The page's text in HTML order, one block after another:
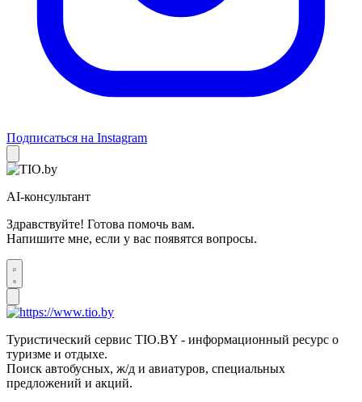
Подписаться на Instagram
AI-консультант
Здравствуйте! Готова помочь вам.
Напишите мне, если у вас появятся вопросы.
Туристический сервис TIO.BY - информационный ресурс о
туризме и отдыхе.
Поиск автобусных, ж/д и авиатуров, специальных
предложений и акций.